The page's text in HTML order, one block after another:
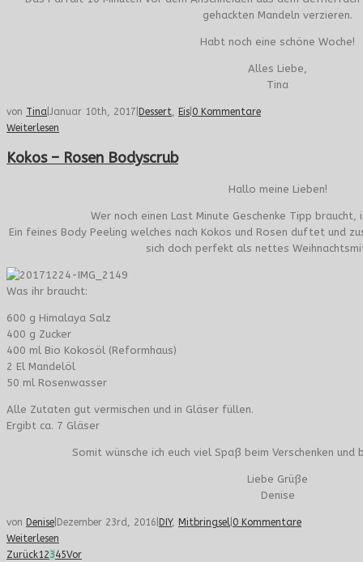
gehackten Mandeln verzieren.
Habt noch eine schöne Woche!
Alles Liebe,
Tina
von Tina Januar 10th, 2017 Dessert Eis 0 Kommentare
Weiterlesen
Kokos – Rosen Bodyscrub
Hallo meine Lieben!
Wer noch einen Last Minute Geschenke Tipp braucht,
Ein feines Body Peeling welches nach Kokos und Rosen duftet und
sich doch perfekt als nettes
Was ihr braucht:
600 g Himalaya Salz
400 g Zucker
400 ml Bio Kokosöl (Reformhaus)
2 El Mandelöl
50 ml Rosenwasser
Alle Zutaten gut vermischen und in Gläser füllen.
Ergibt ca. 7 Gläser
Somit wünsche ich euch viel Spaß beim Verschenken und
Liebe Grüße
Denise
von Denise Dezember 23rd, 2016 DIY, Mitbringsel 0 Kommentare
Weiterlesen
Zurück12345Vor